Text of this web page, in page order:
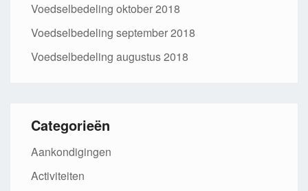
Voedselbedeling oktober 2018
Voedselbedeling september 2018
Voedselbedeling augustus 2018
Categorieën
Aankondigingen
Activiteiten